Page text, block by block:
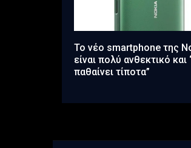
Το νέο smartphone της
είναι πολύ ανθεκτικό και
παθαίνει τίποτα”